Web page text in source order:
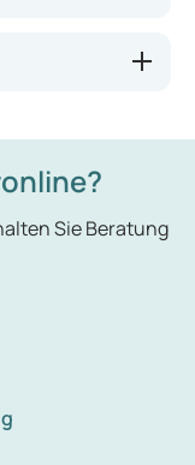
Bei Frauen,
die
gilt für
Sie Beratung